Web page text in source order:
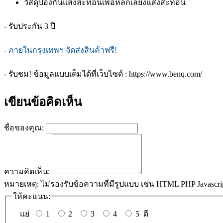
วัสดุป้องกันแสงสะท้อนเพื่อหลีกเลี่ยงแสงสะท้อน
- รับประกัน 3 ปี
- ภายในกรุงเทพฯ จัดส่งสินค้าฟรี!
- รับชม! ข้อมูลแบบเต็มได้ที่เว็บไซต์ : https://www.benq.com/
เขียนข้อคิดเห็น
ชื่อของคุณ:
ความคิดเห็น:
หมายเหตุ: ไม่รองรับข้อความที่มีรูปแบบ เช่น HTML PHP
ให้คะแนน:
แย่ 1 2 3 4 5 ดี